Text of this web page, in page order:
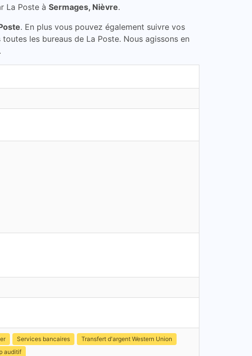
La Poste à Sermages, Nièvre.
. En plus vous pouvez également suivre vos
les bureaus de La Poste. Nous agissons en
Services bancaires
Transfert d'argent Western Union
auditif